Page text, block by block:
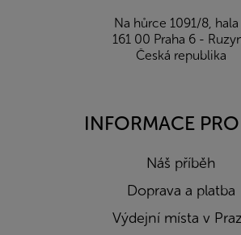
Na hůrce 1091/8, hala
161 00 Praha 6 -
Česká republika
INFORMACE
Náš příběh
Doprava a platba
Výdejní místa v